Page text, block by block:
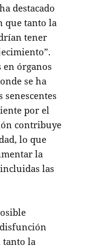
destacado
que tanto la
tener
en órganos
se ha
por el
contribuye
lo que
la
las
tanto la